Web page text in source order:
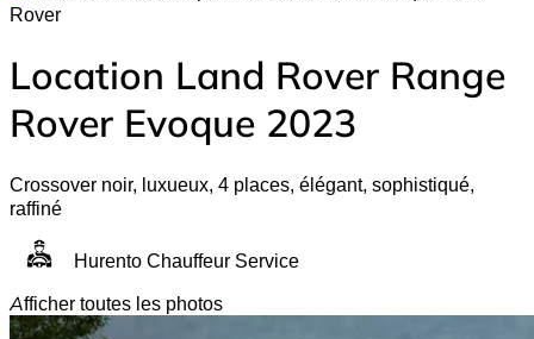
Rover
Location Land Rover Range
Rover Evoque 2023
Crossover noir, luxueux, 4 places, élégant, sophistiqué,
raffiné
Hurento Chauffeur Service
Afficher toutes les photos